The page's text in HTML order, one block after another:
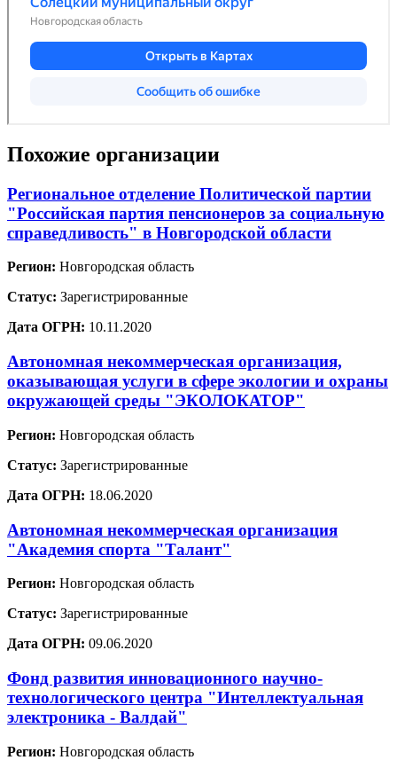
Похожие организации
Региональное отделение Политической партии
"Российская партия пенсионеров за социальную
справедливость" в Новгородской области
Регион: Новгородская область
Статус: Зарегистрированные
Дата ОГРН: 10.11.2020
Автономная некоммерческая организация,
оказывающая услуги в сфере экологии и охраны
окружающей среды "ЭКОЛОКАТОР"
Регион: Новгородская область
Статус: Зарегистрированные
Дата ОГРН: 18.06.2020
Автономная некоммерческая организация
"Академия спорта "Талант"
Регион: Новгородская область
Статус: Зарегистрированные
Дата ОГРН: 09.06.2020
Фонд развития инновационного научно-
технологического центра "Интеллектуальная
электроника - Валдай"
Регион: Новгородская область